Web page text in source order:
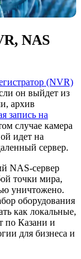
NAS
(NVR)
он выйдет из
архив
запись на
случае камера
идет на
сервер.
NAS-сервер
точки мира,
уничтожено.
оборудования
как локальные,
по Казани и
для бизнеса и